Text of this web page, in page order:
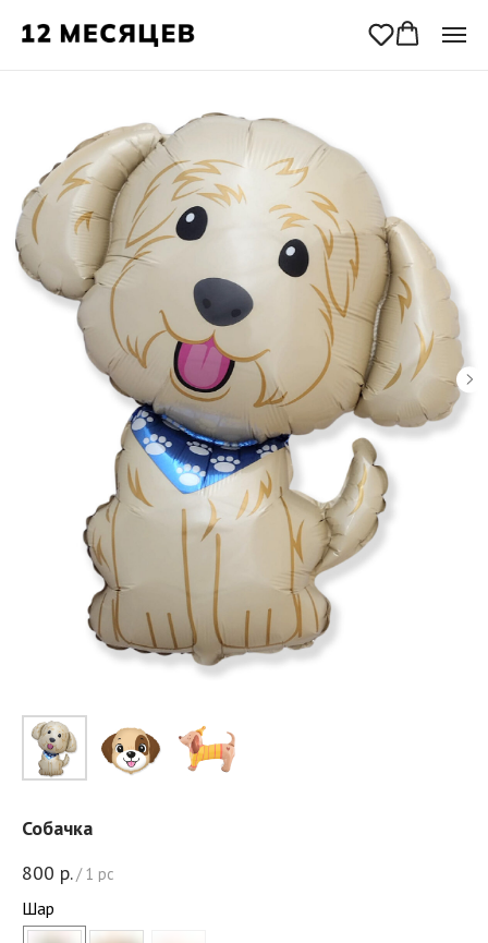
Собачка
800 р./ 1 pc
Шар